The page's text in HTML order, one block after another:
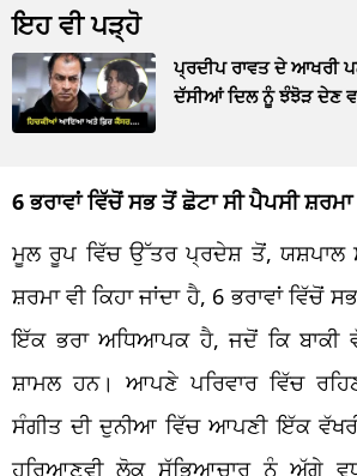
ਇਹ ਵੀ ਪੜ੍ਹੋ
ਪ੍ਰਦੀਪ ਰਾਵਤ ਦੇ ਆਖਰੀ
ਦੱਸੀਆਂ ਦਿਲ ਨੂੰ ਝੰਝੋੜ ਦੇਣ
6 ਭਰਾਵਾਂ ਵਿੱਚੋਂ ਸਭ ਤੋਂ ਛੋਟਾ ਸੀ ਪੈਪਸੀ ਸ਼ਰਮਾ
ਮੂਲ ਰੂਪ ਵਿੱਚ ਉੱਤਰ ਪ੍ਰਦੇਸ਼ ਤੋਂ, ਯਸ਼ਪਾਲ
ਸ਼ਰਮਾ ਵੀ ਕਿਹਾ ਜਾਂਦਾ ਹੈ, 6 ਭਰਾਵਾਂ ਵਿੱਚੋਂ
ਇੱਕ ਭਰਾ ਅਧਿਆਪਕ ਹੈ, ਜਦੋਂ ਕਿ ਬਾਕੀ
ਸ਼ਾਮਲ ਹਨ। ਆਪਣੇ ਪਰਿਵਾਰ ਵਿੱਚ
ਸੰਗੀਤ ਦੀ ਦੁਨੀਆ ਵਿੱਚ ਆਪਣੀ ਇੱਕ
ਹਰਿਆਣਵੀ ਲੋਕ ਸੱਭਿਆਚਾਰ ਨੂੰ ਅੱਗੇ